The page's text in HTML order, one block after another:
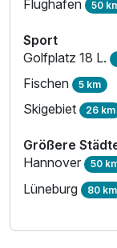
Flughafen 50
Sport
Golfplatz 18 L.
Fischen 5 km
Skigebiet 26 km
Größere
Hannover 50
Lüneburg 80 km